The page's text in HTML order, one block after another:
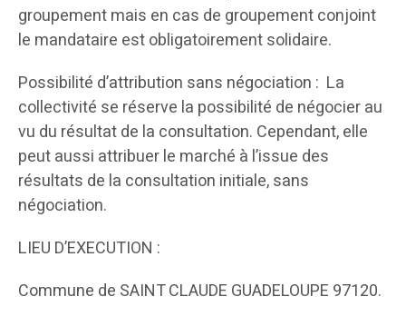
groupement mais en cas de groupement conjoint
le mandataire est obligatoirement solidaire.
Possibilité d’attribution sans négociation : La
collectivité se réserve la possibilité de négocier au
vu du résultat de la consultation. Cependant, elle
peut aussi attribuer le marché à l’issue des
résultats de la consultation initiale, sans
négociation.
LIEU D’EXECUTION :
Commune de SAINT CLAUDE GUADELOUPE 97120.